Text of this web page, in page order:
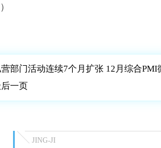
部门活动连续7个月扩张 12月综合PMI
一页
JING-JI